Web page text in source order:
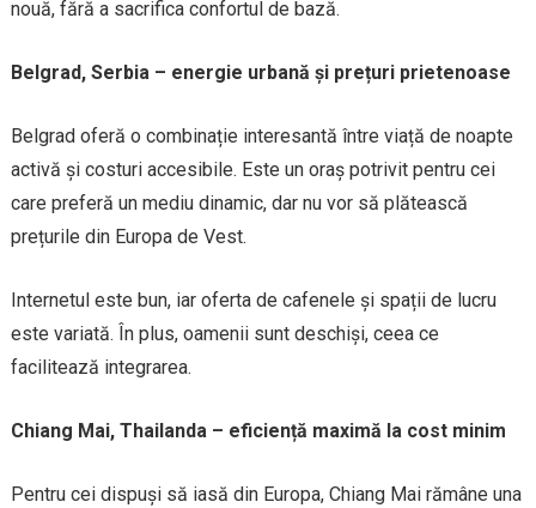
nouă, fără a sacrifica confortul de bază.
Belgrad, Serbia – energie urbană și prețuri prietenoase
Belgrad oferă o combinație interesantă între viață de noapte
activă și costuri accesibile. Este un oraș potrivit pentru cei
care preferă un mediu dinamic, dar nu vor să plătească
prețurile din Europa de Vest.
Internetul este bun, iar oferta de cafenele și spații de lucru
este variată. În plus, oamenii sunt deschiși, ceea ce
facilitează integrarea.
Chiang Mai, Thailanda – eficiență maximă la cost minim
Pentru cei dispuși să iasă din Europa, Chiang Mai rămâne una